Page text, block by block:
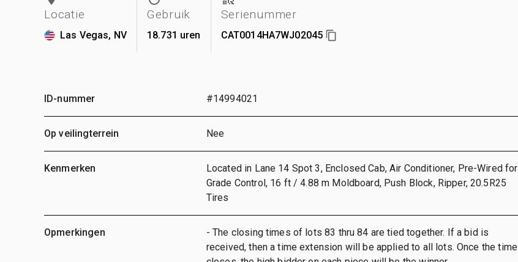
Locatie
Las Vegas, NV
Gebruik
18.731 uren
Serienummer
CAT0014HA7WJ02045
ID-nummer #14994021
Op veilingterrein Nee
Kenmerken
Located in Lane 14 Spot 3, Enclosed Cab, Air Conditioner, Pre-Wired for
Grade Control, 16 ft / 4.88 m Moldboard, Push Block, Ripper, 20.5R25
Tires
Opmerkingen
- The closing times of lots 83 thru 84 are tied together. If a bid is
received, then a time extension will be applied to all lots. Once the time